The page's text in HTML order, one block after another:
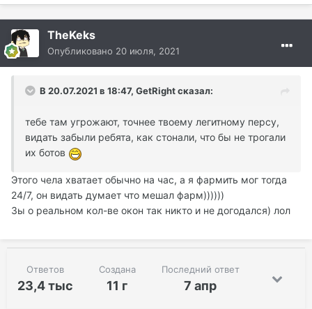
TheKeks
Опубликовано 20 июля, 2021
В 20.07.2021 в 18:47, GetRight сказал:
тебе там угрожают, точнее твоему легитному персу,
видать забыли ребята, как стонали, что бы не трогали
их ботов
Этого чела хватает обычно на час, а я фармить мог тогда
24/7, он видать думает что мешал фарм))))))
Зы о реальном кол-ве окон так никто и не догодался) лол
Ответов
23,4 тыс
Создана
11 г
Последний ответ
7 апр